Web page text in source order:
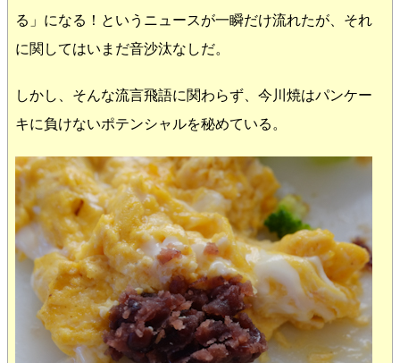
る」になる！というニュースが一瞬だけ流れたが、それ
に関してはいまだ音沙汰なしだ。
しかし、そんな流言飛語に関わらず、今川焼はパンケー
キに負けないポテンシャルを秘めている。